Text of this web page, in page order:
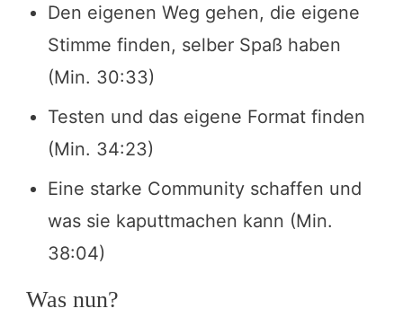
Den eigenen Weg gehen, die eigene
Stimme finden, selber Spaß haben
(Min. 30:33)
Testen und das eigene Format finden
(Min. 34:23)
Eine starke Community schaffen und
was sie kaputtmachen kann (Min.
38:04)
Was nun?